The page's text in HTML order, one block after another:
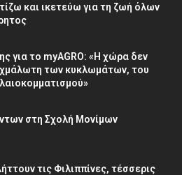
και ικετεύω για τη ζωή όλων
για το myAGRO: «Η χώρα δεν
των κυκλωμάτων, του
στη Σχολή Μονίμων
τις Φιλιππίνες, τέσσερις